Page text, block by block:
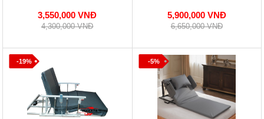
3,550,000 VNĐ
4,300,000 VNĐ
5,900,000 VNĐ
6,650,000 VNĐ
-19% -5%